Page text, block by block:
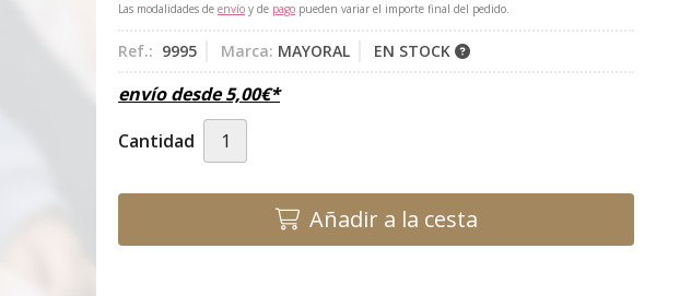
Las modalidades de envío y de pago pueden variar el importe final del pedido.
Ref.: 9995 Marca: MAYORAL EN STOCK
envío desde5,00€*
Cantidad
Añadir a la cesta